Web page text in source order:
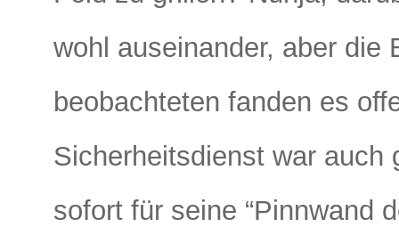
wohl auseinander, aber die
beobachteten fanden es
Sicherheitsdienst war auch
sofort für seine “Pinnwand